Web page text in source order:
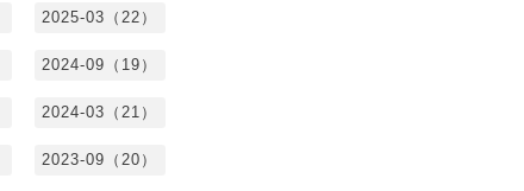
2025-03（22）
2024-09（19）
2024-03（21）
2023-09（20）